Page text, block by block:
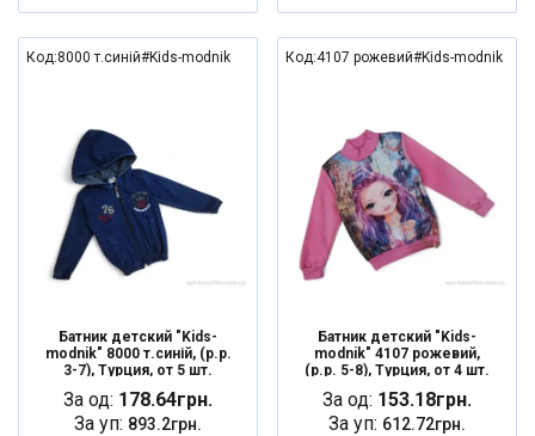
Код:8000 т.синій#Kids-modnik
Батник детский "Kids-
modnik" 8000 т.синій, (р.р.
3-7), Турция, от 5 шт.
За од: 178.64грн.
За уп: 893.2грн.
Код:4107 рожевий#Kids-modnik
Батник детский "Kids-
modnik" 4107 рожевий,
(р.р. 5-8), Турция, от 4 шт.
За од: 153.18грн.
За уп: 612.72грн.